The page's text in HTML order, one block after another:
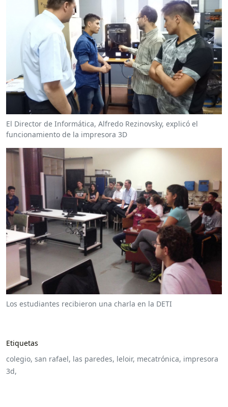
El Director de Informática, Alfredo Rezinovsky, explicó el
funcionamiento de la impresora 3D
Los estudiantes recibieron una charla en la DETI
Etiquetas
colegio, san rafael, las paredes, leloir, mecatrónica, impresora
3d,